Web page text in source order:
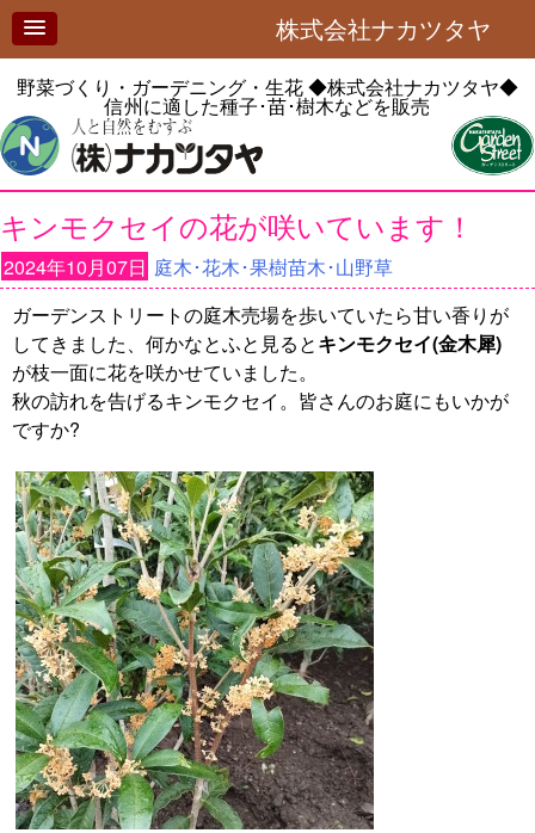
株式会社ナカツタヤ
野菜づくり・ガーデニング・生花◆株式会社ナカツタヤ◆
信州に適した種子･苗･樹木などを販売
キンモクセイの花が咲いています！
2024年10月07日 庭木･花木･果樹苗木･山野草
ガーデンストリートの庭木売場を歩いていたら甘い香りが
してきました、何かなとふと見るとキンモクセイ(金木犀)
が枝一面に花を咲かせていました。
秋の訪れを告げるキンモクセイ。皆さんのお庭にもいかが
ですか?